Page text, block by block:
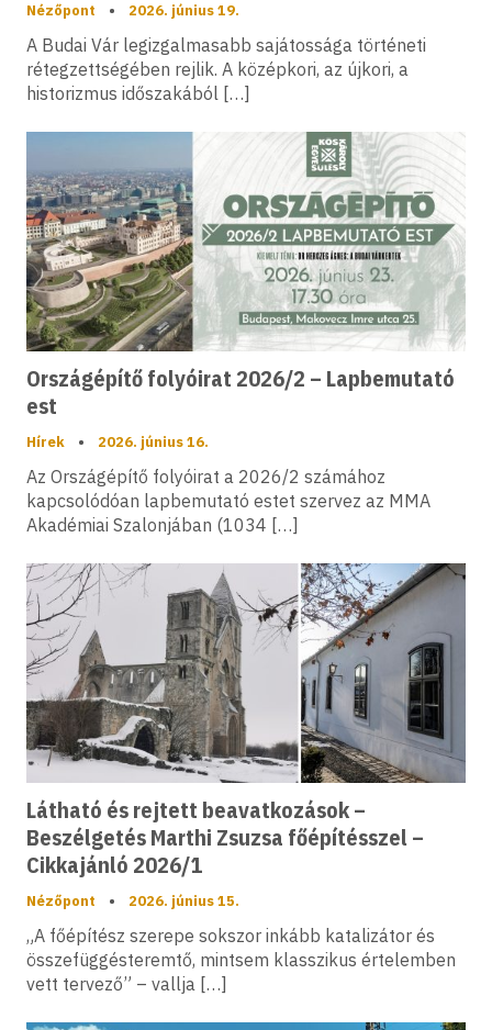
Nézőpont • 2026. június 19.
A Budai Vár legizgalmasabb sajátossága történeti
rétegzettségében rejlik. A középkori, az újkori, a
historizmus időszakából […]
Országépítő folyóirat 2026/2 – Lapbemutató
est
Hírek • 2026. június 16.
Az Országépítő folyóirat a 2026/2 számához
kapcsolódóan lapbemutató estet szervez az MMA
Akadémiai Szalonjában (1034 […]
Látható és rejtett beavatkozások –
Beszélgetés Marthi Zsuzsa főépítésszel –
Cikkajánló 2026/1
Nézőpont • 2026. június 15.
„A főépítész szerepe sokszor inkább katalizátor és
összefüggésteremtő, mintsem klasszikus értelemben
vett tervező” – vallja […]